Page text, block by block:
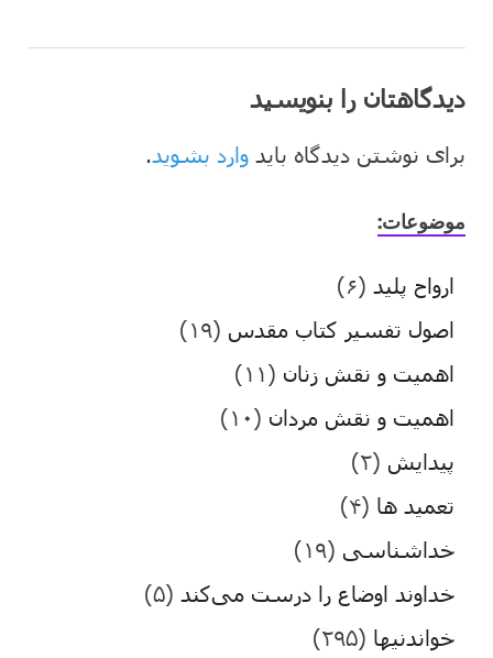
دیدگاهتان را بنویسید
برای نوشتن دیدگاه باید وارد بشوید.
موضوعات:
ارواح پلید (۶)
اصول تفسیر کتاب مقدس (۱۹)
اهمیت و نقش زنان (۱۱)
اهمیت و نقش مردان (۱۰)
پیدایش (۲)
تعمید ها (۴)
خداشناسی (۱۹)
خداوند اوضاع را درست می‌کند (۵)
خواندنیها (۲۹۵)